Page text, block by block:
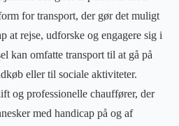
for transport, der gør det muligt
at rejse, udforske og engagere sig i
kan omfatte transport til at gå på
eller til sociale aktiviteter.
og professionelle chauffører, der
med handicap på og af